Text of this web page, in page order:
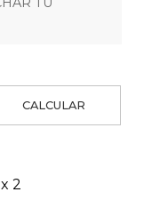
CALCULAR
2